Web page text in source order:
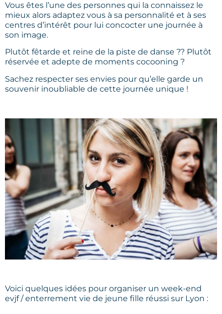
Vous êtes l’une des personnes qui la connaissez le
mieux alors adaptez vous à sa personnalité et à ses
centres d’intérêt pour lui concocter une journée à
son image.
Plutôt fêtarde et reine de la piste de danse ?? Plutôt
réservée et adepte de moments cocooning ?
Sachez respecter ses envies pour qu’elle garde un
souvenir inoubliable de cette journée unique !
Voici quelques idées pour organiser un week-end
evjf / enterrement vie de jeune fille réussi sur Lyon :